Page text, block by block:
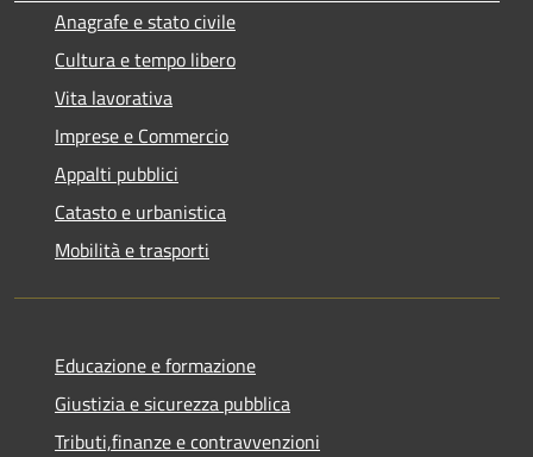
Anagrafe e stato civile
Cultura e tempo libero
Vita lavorativa
Imprese e Commercio
Appalti pubblici
Catasto e urbanistica
Mobilità e trasporti
Educazione e formazione
Giustizia e sicurezza pubblica
Tributi,finanze e contravvenzioni